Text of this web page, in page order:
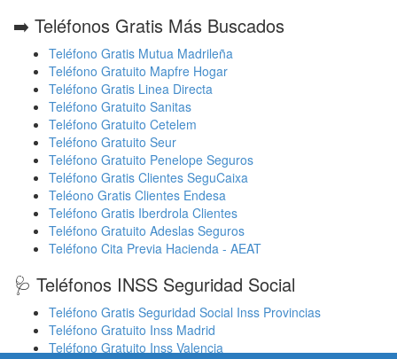
➡️ Teléfonos Gratis Más Buscados
Teléfono Gratis Mutua Madrileña
Teléfono Gratuito Mapfre Hogar
Teléfono Gratis Linea Directa
Teléfono Gratuito Sanitas
Teléfono Gratuito Cetelem
Teléfono Gratuito Seur
Teléfono Gratuito Penelope Seguros
Teléfono Gratis Clientes SeguCaixa
Teléono Gratis Clientes Endesa
Teléfono Gratis Iberdrola Clientes
Teléfono Gratuito Adeslas Seguros
Teléfono Cita Previa Hacienda - AEAT
🩺 Teléfonos INSS Seguridad Social
Teléfono Gratis Seguridad Social Inss Provincias
Teléfono Gratuito Inss Madrid
Teléfono Gratuito Inss Valencia